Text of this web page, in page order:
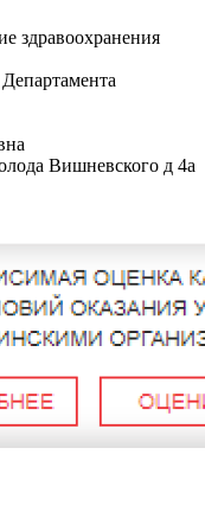
здравоохранения
Вишневского д 4а